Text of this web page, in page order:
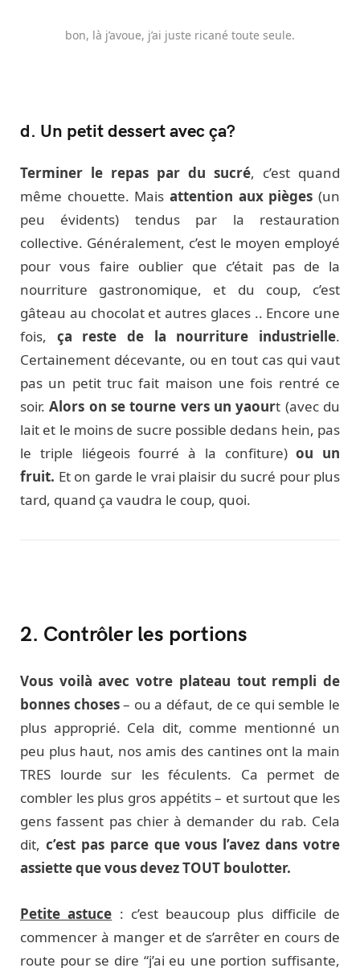
bon, là j’avoue, j’ai juste ricané toute seule.
d. Un petit dessert avec ça?
Terminer le repas par du sucré, c’est quand
même chouette. Mais attention aux pièges (un
peu évidents) tendus par la restauration
collective. Généralement, c’est le moyen employé
pour vous faire oublier que c’était pas de la
nourriture gastronomique, et du coup, c’est
gâteau au chocolat et autres glaces .. Encore une
fois, ça reste de la nourriture industrielle.
Certainement décevante, ou en tout cas qui vaut
pas un petit truc fait maison une fois rentré ce
soir.Alors on se tourne vers un yaourt (avec du
lait et le moins de sucre possible dedans hein, pas
le triple liégeois fourré à la confiture)ou un
fruit. Et on garde le vrai plaisir du sucré pour plus
tard, quand ça vaudra le coup, quoi.
2. Contrôler les portions
Vous voilà avec votre plateau tout rempli de
bonnes choses– ou a défaut, de ce qui semble le
plus approprié. Cela dit, comme mentionné un
peu plus haut, nos amis des cantines ont la main
TRES lourde sur les féculents. Ca permet de
combler les plus gros appétits – et surtout que les
gens fassent pas chier à demander du rab. Cela
dit, c’est pas parce que vous l’avez dans votre
assiette que vous devez TOUT boulotter.
Petite astuce : c’est beaucoup plus difficile de
commencer à manger et de s’arrêter en cours de
route pour se dire “j’ai eu une portion suffisante,